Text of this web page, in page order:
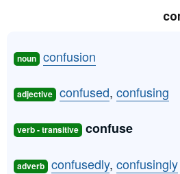
noun confusion
adjective confused, confusing
verb - transitive confuse
adverb confusedly, confusingly